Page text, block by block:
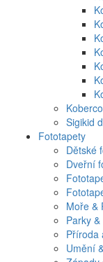
Sigikid
Fototapety
Dětské
Dveřní
Moře &
Parky
Příroda
Umění